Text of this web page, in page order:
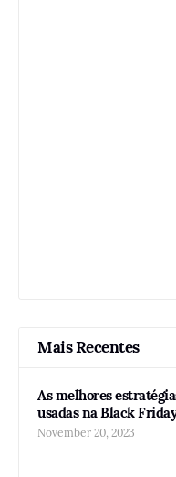
Mais Recentes
As melhores
usadas na Black Friday
November 20, 2023